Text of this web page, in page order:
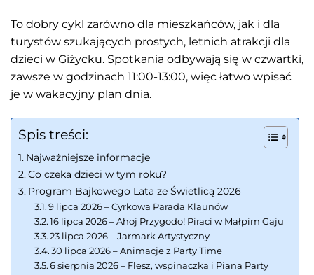
To dobry cykl zarówno dla mieszkańców, jak i dla
turystów szukających prostych, letnich atrakcji dla
dzieci w Giżycku. Spotkania odbywają się w czwartki,
zawsze w godzinach 11:00-13:00, więc łatwo wpisać
je w wakacyjny plan dnia.
Spis treści:
Najważniejsze informacje
Co czeka dzieci w tym roku?
Program Bajkowego Lata ze Świetlicą 2026
9 lipca 2026 – Cyrkowa Parada Klaunów
16 lipca 2026 – Ahoj Przygodo! Piraci w Małpim Gaju
23 lipca 2026 – Jarmark Artystyczny
30 lipca 2026 – Animacje z Party Time
6 sierpnia 2026 – Flesz, wspinaczka i Piana Party